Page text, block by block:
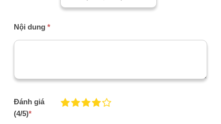
Nội dung *
Đánh giá
(4/5)*